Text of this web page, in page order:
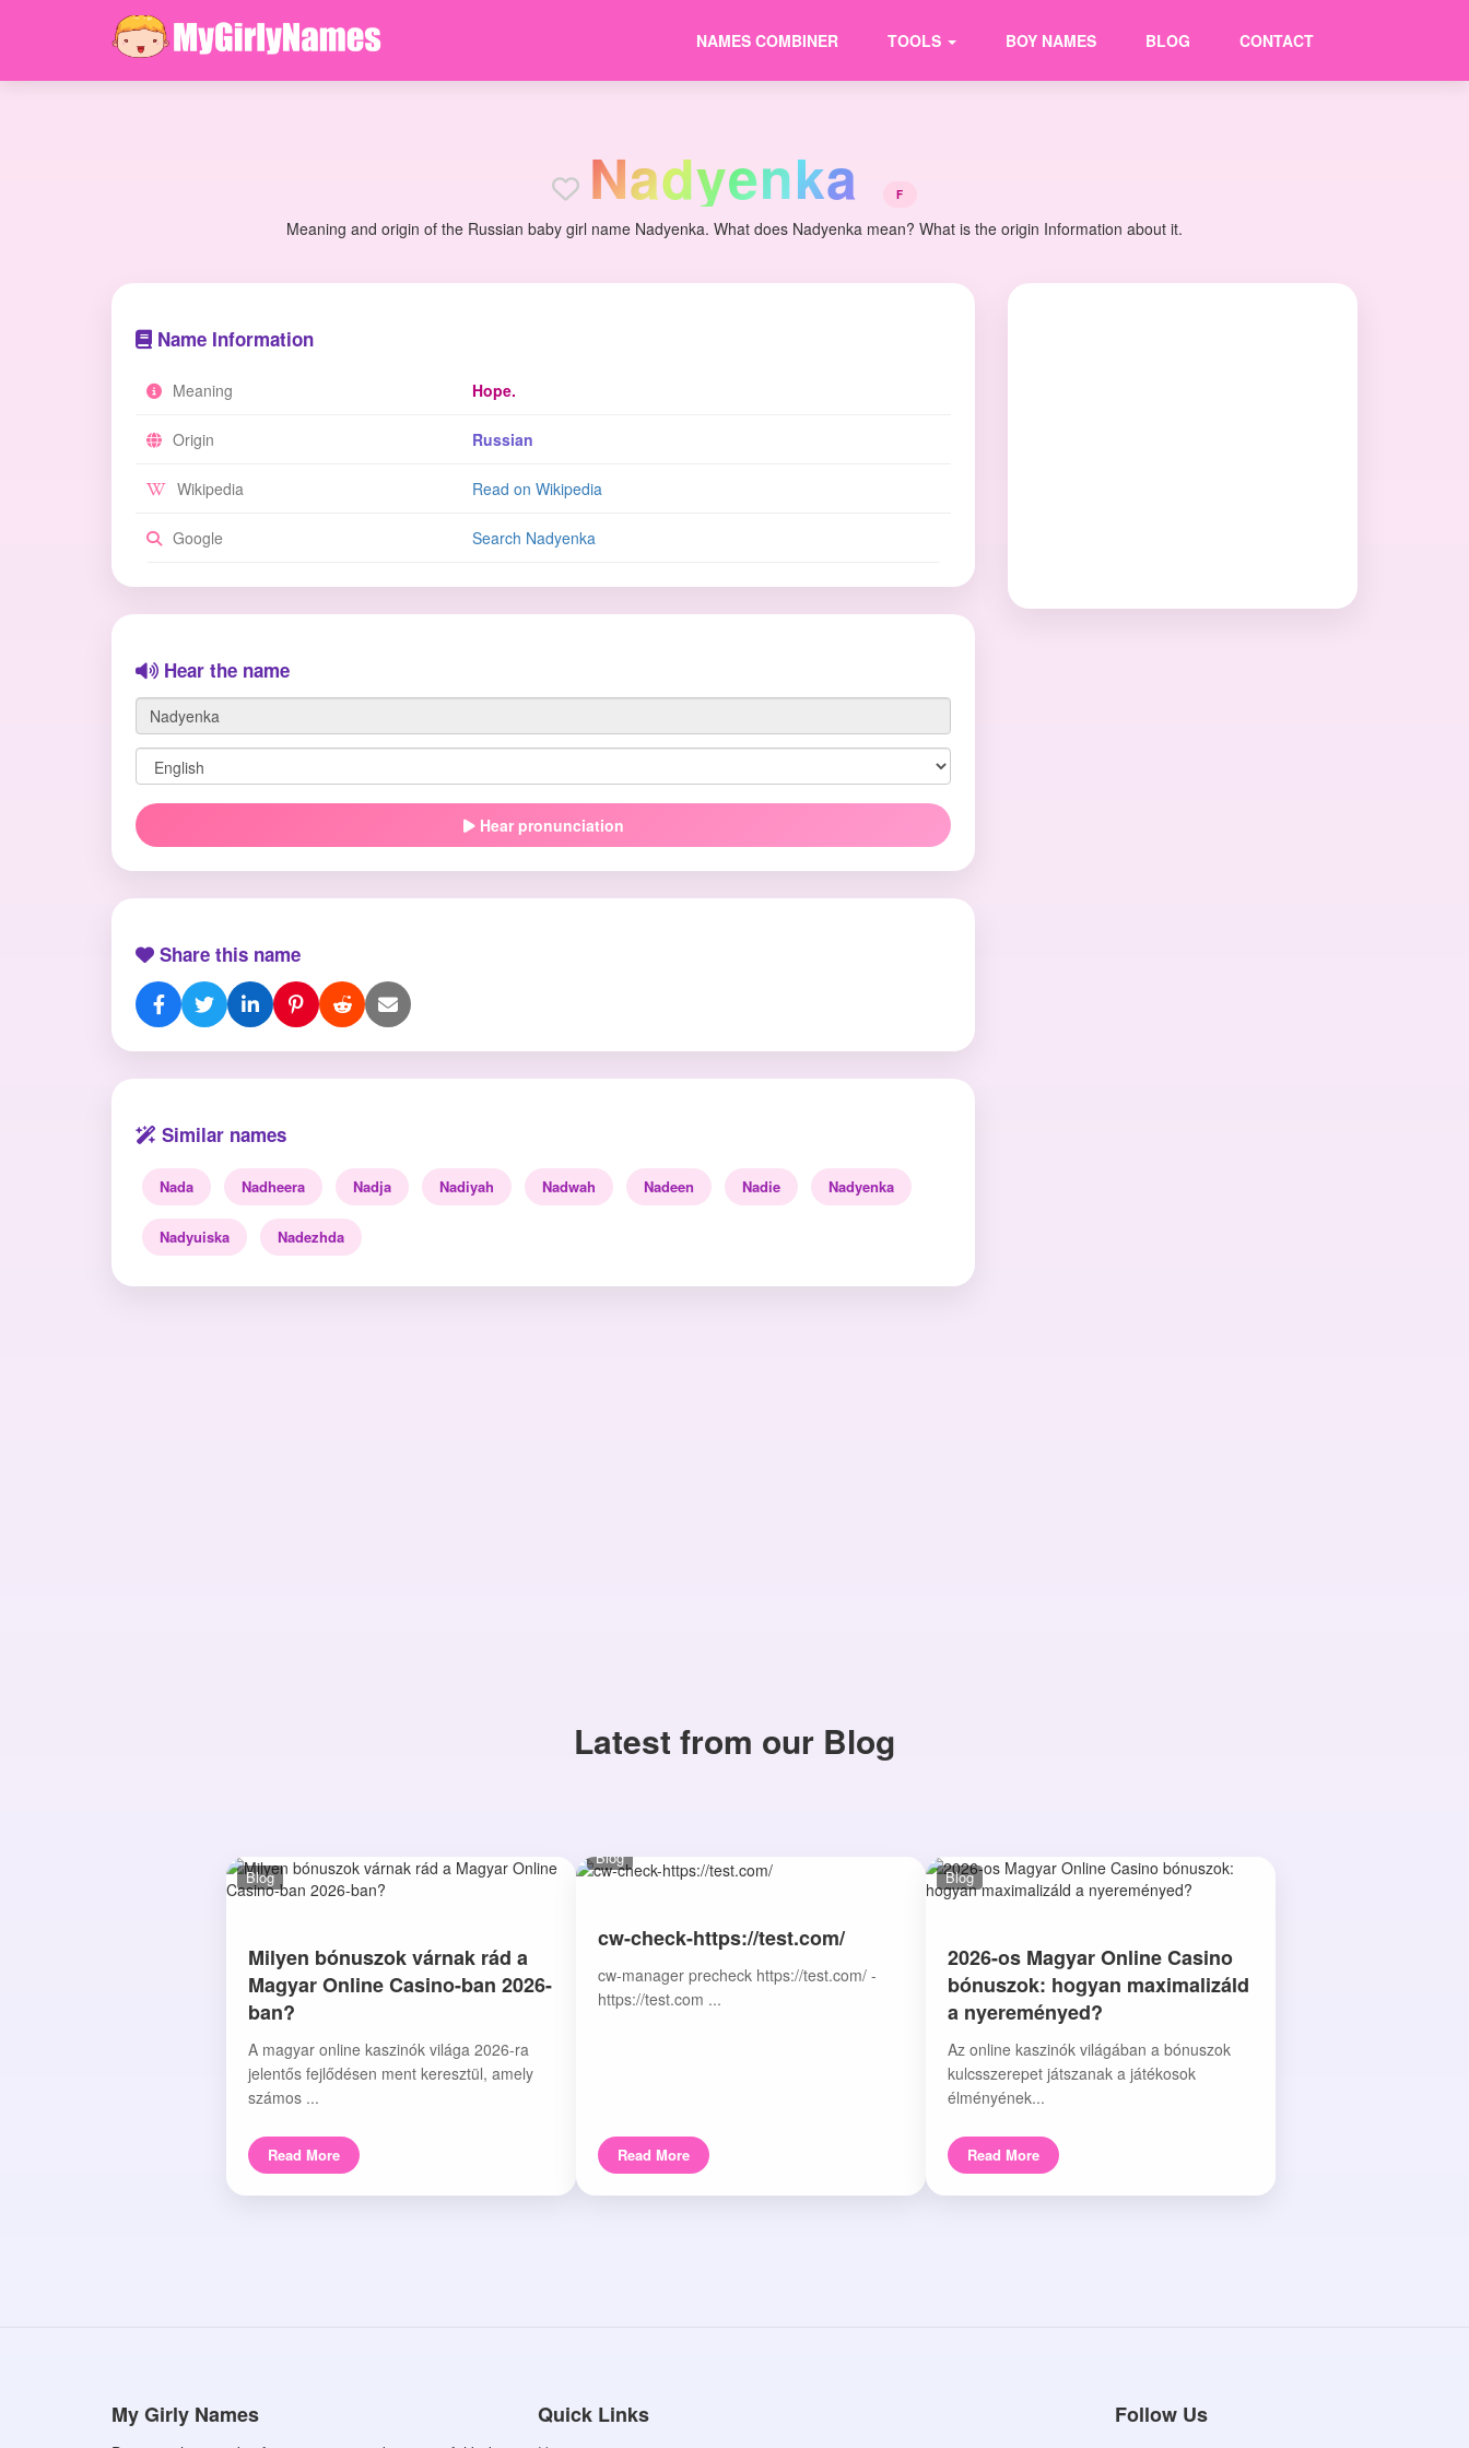
NAMES COMBINER TOOLS BOY NAMES BLOG CONTACT
Nadyenka F
Meaning and origin of the Russian baby girl name Nadyenka. What does Nadyenka mean? What is the origin Information about it.
Name Information
Meaning Hope.
Origin Russian
Wikipedia Read on Wikipedia
Google Search Nadyenka
Hear the name
Hear pronunciation
Share this name
Similar names
Nada Nadheera Nadja Nadiyah Nadwah Nadeen Nadie Nadyenka
Nadyuiska Nadezhda
Latest from our Blog
Blog
Milyen bónuszok várnak rád a
Magyar Online Casino-ban 2026-
ban?
A magyar online kaszinók világa 2026-ra
jelentős fejlődésen ment keresztül, amely
számos ...
Read More
Blog
cw-check-https://test.com/
cw-manager precheck https://test.com/ -
https://test.com ...
Read More
Blog
2026-os Magyar Online Casino
bónuszok: hogyan maximalizáld
a nyereményed?
Az online kaszinók világában a bónuszok
kulcsszerepet játszanak a játékosok
élményének...
Read More
My Girly Names Quick Links Follow Us